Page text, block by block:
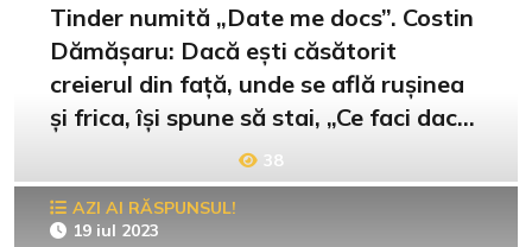
Tinder numită „Date me docs”. Costin
Dămășaru: Dacă ești căsătorit
creierul din față, unde se află rușinea
și frica, își spune să stai, „Ce faci dacă
te prinde nevasta?”38
AZI AI RĂSPUNSUL!
19 iul 2023